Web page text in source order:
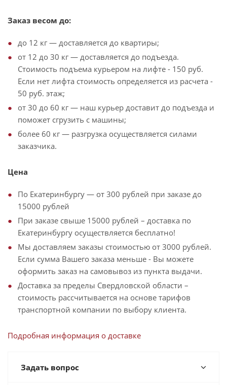
Заказ весом до:
до 12 кг — доставляется до квартиры;
от 12 до 30 кг — доставляется до подъезда.
Стоимость подъема курьером на лифте - 150 руб.
Если нет лифта стоимость определяется из расчета -
50 руб. этаж;
от 30 до 60 кг — наш курьер доставит до подъезда и
поможет сгрузить с машины;
более 60 кг — разгрузка осуществляется силами
заказчика.
Цена
По Екатеринбургу — от 300 рублей при заказе до
15000 рублей
При заказе свыше 15000 рублей – доставка по
Екатеринбургу осуществляется бесплатно!
Мы доставляем заказы стоимостью от 3000 рублей.
Если сумма Вашего заказа меньше - Вы можете
оформить заказ на самовывоз из пункта выдачи.
Доставка за пределы Свердловской области –
стоимость рассчитывается на основе тарифов
транспортной компании по выбору клиента.
Подробная информация о доставке
Задать вопрос